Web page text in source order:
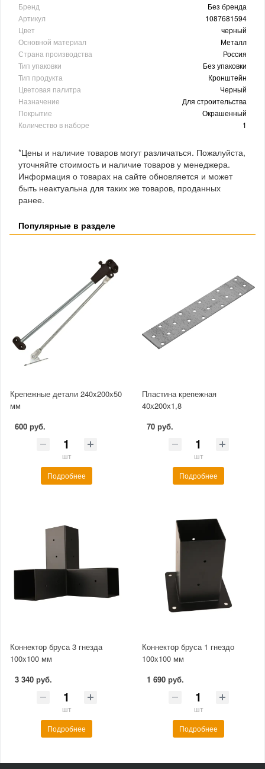
Бренд
Без бренда
Артикул
1087681594
Цвет
черный
Основной материал
Металл
Страна производства
Россия
Тип упаковки
Без упаковки
Тип продукта
Кронштейн
Цветовая палитра
Черный
Назначение
Для строительства
Покрытие
Окрашенный
Количество в наборе
1
*Цены и наличие товаров могут различаться. Пожалуйста,
уточняйте стоимость и наличие товаров у менеджера.
Информация о товарах на сайте обновляется и может
быть неактуальна для таких же товаров, проданных
ранее.
Популярные в разделе
Крепежные детали 240x200x50
мм
600 руб.
шт
Подробнее
Пластина крепежная
40х200х1,8
70 руб.
шт
Подробнее
Коннектор бруса 3 гнезда
100x100 мм
3 340 руб.
шт
Подробнее
Коннектор бруса 1 гнездо
100x100 мм
1 690 руб.
шт
Подробнее